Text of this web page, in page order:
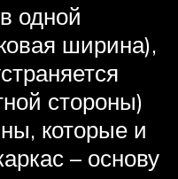
одной
ширина),
стороны)
которые и
– основу